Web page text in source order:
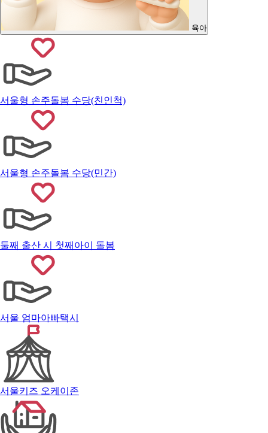
육아
서울형 손주돌봄 수당(친인척)
서울형 손주돌봄 수당(민간)
둘째 출산 시 첫째아이 돌봄
서울 엄마아빠택시
서울키즈 오케이존